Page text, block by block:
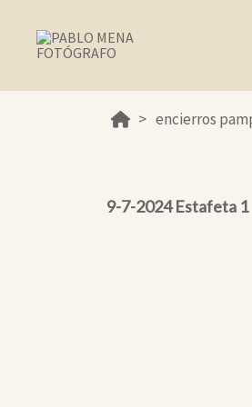
encierros
9-7-2024 Estafeta 1